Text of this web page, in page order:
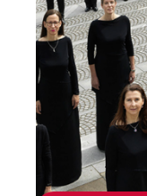
von Ostern
13:00 Uhr